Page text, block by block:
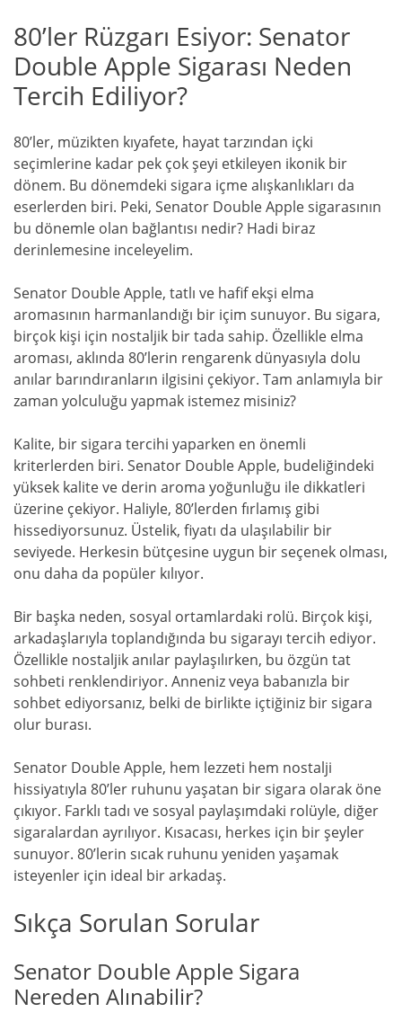
80’ler Rüzgarı Esiyor: Senator
Double Apple Sigarası Neden
Tercih Ediliyor?
80’ler, müzikten kıyafete, hayat tarzından içki
seçimlerine kadar pek çok şeyi etkileyen ikonik bir
dönem. Bu dönemdeki sigara içme alışkanlıkları da
eserlerden biri. Peki, Senator Double Apple sigarasının
bu dönemle olan bağlantısı nedir? Hadi biraz
derinlemesine inceleyelim.
Senator Double Apple, tatlı ve hafif ekşi elma
aromasının harmanlandığı bir içim sunuyor. Bu sigara,
birçok kişi için nostaljik bir tada sahip. Özellikle elma
aroması, aklında 80’lerin rengarenk dünyasıyla dolu
anılar barındıranların ilgisini çekiyor. Tam anlamıyla bir
zaman yolculuğu yapmak istemez misiniz?
Kalite, bir sigara tercihi yaparken en önemli
kriterlerden biri. Senator Double Apple, budeliğindeki
yüksek kalite ve derin aroma yoğunluğu ile dikkatleri
üzerine çekiyor. Haliyle, 80’lerden fırlamış gibi
hissediyorsunuz. Üstelik, fiyatı da ulaşılabilir bir
seviyede. Herkesin bütçesine uygun bir seçenek olması,
onu daha da popüler kılıyor.
Bir başka neden, sosyal ortamlardaki rolü. Birçok kişi,
arkadaşlarıyla toplandığında bu sigarayı tercih ediyor.
Özellikle nostaljik anılar paylaşılırken, bu özgün tat
sohbeti renklendiriyor. Anneniz veya babanızla bir
sohbet ediyorsanız, belki de birlikte içtiğiniz bir sigara
olur burası.
Senator Double Apple, hem lezzeti hem nostalji
hissiyatıyla 80’ler ruhunu yaşatan bir sigara olarak öne
çıkıyor. Farklı tadı ve sosyal paylaşımdaki rolüyle, diğer
sigaralardan ayrılıyor. Kısacası, herkes için bir şeyler
sunuyor. 80’lerin sıcak ruhunu yeniden yaşamak
isteyenler için ideal bir arkadaş.
Sıkça Sorulan Sorular
Senator Double Apple Sigara
Nereden Alınabilir?